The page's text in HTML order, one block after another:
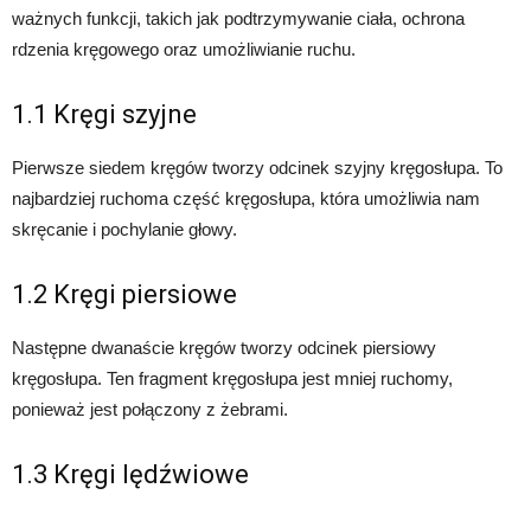
ważnych funkcji, takich jak podtrzymywanie ciała, ochrona
rdzenia kręgowego oraz umożliwianie ruchu.
1.1 Kręgi szyjne
Pierwsze siedem kręgów tworzy odcinek szyjny kręgosłupa. To
najbardziej ruchoma część kręgosłupa, która umożliwia nam
skręcanie i pochylanie głowy.
1.2 Kręgi piersiowe
Następne dwanaście kręgów tworzy odcinek piersiowy
kręgosłupa. Ten fragment kręgosłupa jest mniej ruchomy,
ponieważ jest połączony z żebrami.
1.3 Kręgi lędźwiowe